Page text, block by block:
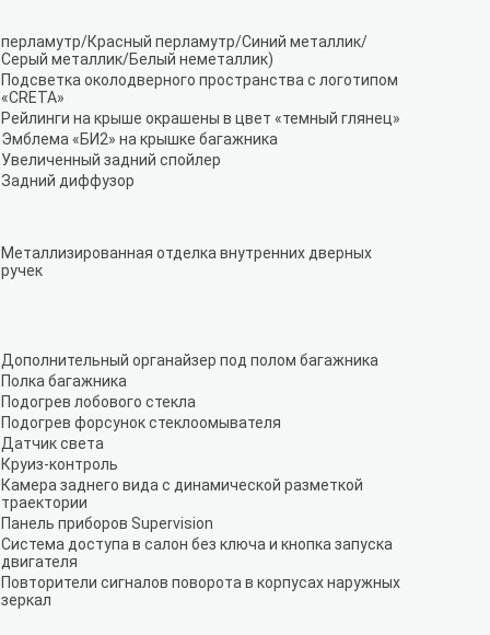
перламутр/Красный перламутр/Синий металлик/
Серый металлик/Белый неметаллик)
Подсветка околодверного пространства с логотипом
«CRETA»
Рейлинги на крыше окрашены в цвет «темный глянец»
Эмблема «БИ2» на крышке багажника
Увеличенный задний спойлер
Задний диффузор
Металлизированная отделка внутренних дверных
ручек
Дополнительный органайзер под полом багажника
Полка багажника
Подогрев лобового стекла
Подогрев форсунок стеклоомывателя
Датчик света
Круиз-контроль
Камера заднего вида с динамической разметкой
траектории
Панель приборов Supervision
Система доступа в салон без ключа и кнопка запуска
двигателя
Повторители сигналов поворота в корпусах наружных
зеркал